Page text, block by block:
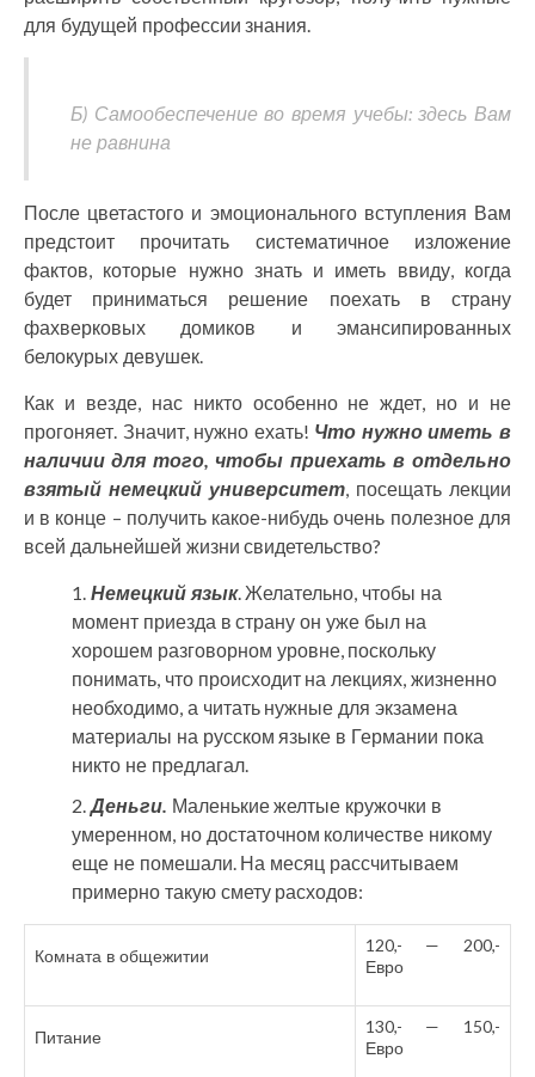
для будущей профессии знания.
Б) Самообеспечение во время учебы: здесь Вам
не равнина
После цветастого и эмоционального вступления Вам
предстоит прочитать систематичное изложение
фактов, которые нужно знать и иметь ввиду, когда
будет приниматься решение поехать в страну
фахверковых домиков и эмансипированных
белокурых девушек.
Как и везде, нас никто особенно не ждет, но и не
прогоняет. Значит, нужно ехать! Что нужно иметь в
наличии для того, чтобы приехать в отдельно
взятый немецкий университет, посещать лекции
и в конце – получить какое-нибудь очень полезное для
всей дальнейшей жизни свидетельство?
Немецкий язык. Желательно, чтобы на
момент приезда в страну он уже был на
хорошем разговорном уровне, поскольку
понимать, что происходит на лекциях, жизненно
необходимо, а читать нужные для экзамена
материалы на русском языке в Германии пока
никто не предлагал.
Деньги. Маленькие желтые кружочки в
умеренном, но достаточном количестве никому
еще не помешали. На месяц рассчитываем
примерно такую смету расходов:
Комната в общежитии
120,- — 200,-
Евро
Питание
130,- — 150,-
Евро